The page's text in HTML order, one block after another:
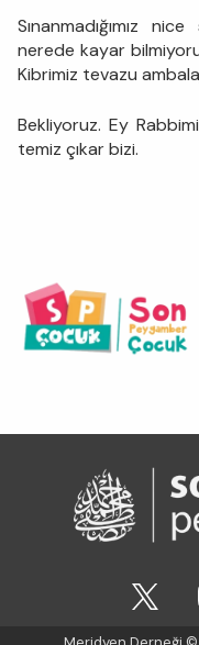
Sınanmadığımız
nerede kayar
Kibrimiz tevazu
Bekliyoruz. Ey
temiz çıkar bizi.